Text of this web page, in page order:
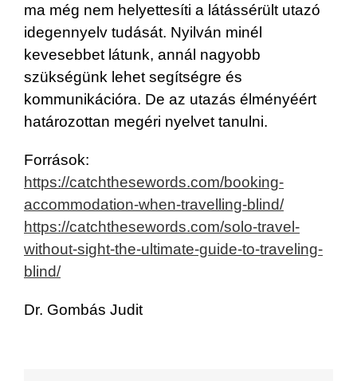
ma még nem helyettesíti a látássérült utazó
idegennyelv tudását. Nyilván minél
kevesebbet látunk, annál nagyobb
szükségünk lehet segítségre és
kommunikációra. De az utazás élményéért
határozottan megéri nyelvet tanulni.
Források:
https://catchthesewords.com/booking-
accommodation-when-travelling-blind/
https://catchthesewords.com/solo-travel-
without-sight-the-ultimate-guide-to-traveling-
blind/
Dr. Gombás Judit